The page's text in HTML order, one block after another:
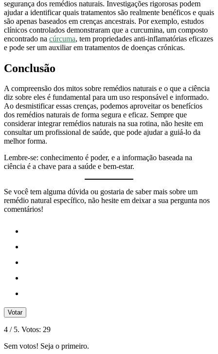
segurança dos remédios naturais. Investigações rigorosas podem
ajudar a identificar quais tratamentos são realmente benéficos e quais
são apenas baseados em crenças ancestrais. Por exemplo, estudos
clínicos controlados demonstraram que a curcumina, um composto
encontrado na cúrcuma, tem propriedades anti-inflamatórias eficazes
e pode ser um auxiliar em tratamentos de doenças crónicas.
Conclusão
A compreensão dos mitos sobre remédios naturais e o que a ciência
diz sobre eles é fundamental para um uso responsável e informado.
Ao desmistificar essas crenças, podemos aproveitar os benefícios
dos remédios naturais de forma segura e eficaz. Sempre que
considerar integrar remédios naturais na sua rotina, não hesite em
consultar um profissional de saúde, que pode ajudar a guiá-lo da
melhor forma.
Lembre-se: conhecimento é poder, e a informação baseada na
ciência é a chave para a saúde e bem-estar.
Se você tem alguma dúvida ou gostaria de saber mais sobre um
remédio natural específico, não hesite em deixar a sua pergunta nos
comentários!
Votar
4 / 5. Votos: 29
Sem votos! Seja o primeiro.